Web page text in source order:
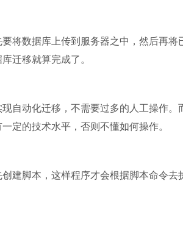
将数据库上传到服务器之中，然后再
迁移就算完成了。
自动化迁移，不需要过多的人工操作
定的技术水平，否则不懂如何操作。
建脚本，这样程序才会根据脚本命令去